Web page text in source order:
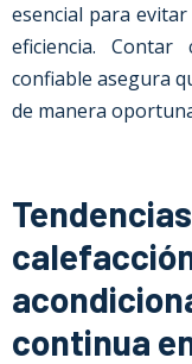
esencial para
eficiencia.
confiable asegura
de manera
continua